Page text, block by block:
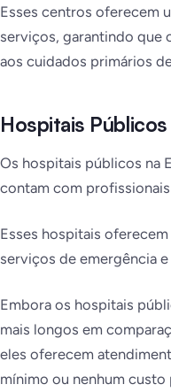
Esses centros oferecem
serviços, garantindo que
aos cuidados primários
Hospitais Públicos
Os hospitais públicos na
contam com
Esses hospitais
serviços de emergência
Embora os hospitais
mais longos em
eles oferecem
mínimo ou nenhum custo